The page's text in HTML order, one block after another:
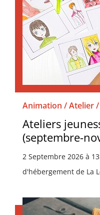
Animation / Atelier
Ateliers
(septembre-
2 Septembre 2026 à
d'hébergement de La